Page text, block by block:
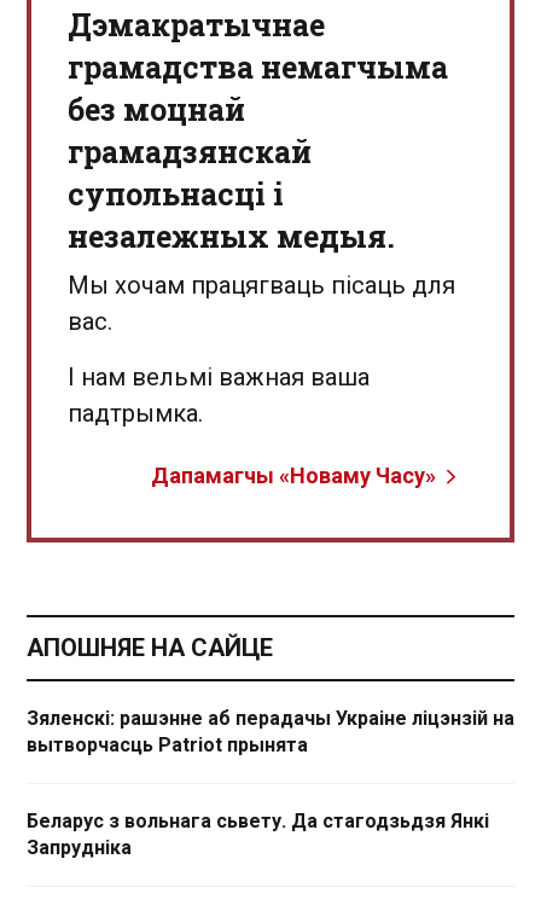
Дэмакратычнае
грамадства немагчыма
без моцнай
грамадзянскай
супольнасці і
незалежных медыя.
Мы хочам працягваць пісаць для
вас.
І нам вельмі важная ваша
падтрымка.
Дапамагчы «Новаму Часу»
АПОШНЯЕ НА САЙЦЕ
Зяленскі: рашэнне аб перадачы Украіне ліцэнзій на
вытворчасць Patriot прынята
Беларус з вольнага сьвету. Да стагодзьдзя Янкі
Запрудніка